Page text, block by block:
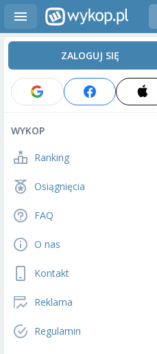
ZALOGUJ SIĘ
WYKOP
Ranking
Osiągnięcia
FAQ
O nas
Kontakt
Reklama
Regulamin